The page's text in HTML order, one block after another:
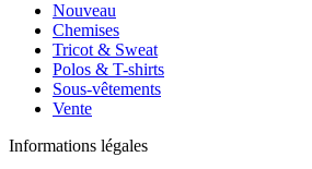
Nouveau
Chemises
Tricot & Sweat
Polos & T-shirts
Sous-vêtements
Vente
Informations légales